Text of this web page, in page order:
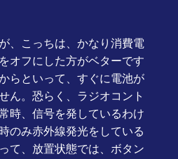
、こっちは、かなり消費電
オフにした方がベターです
らといって、すぐに電池が
ん。恐らく、ラジオコント
時、信号を発しているわけ
のみ赤外線発光をしている
て、放置状態では、ボタン